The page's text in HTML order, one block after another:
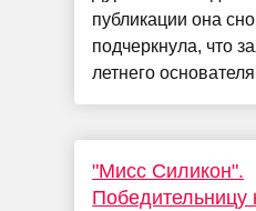
публикации она
подчеркнула, что
летнего основателя
"Мисс Силикон".
Победительницу